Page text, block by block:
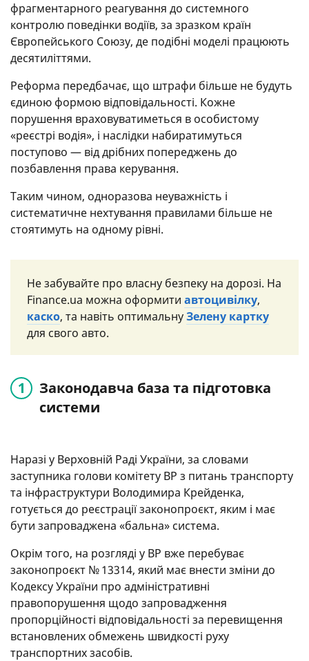
фрагментарного реагування до системного
контролю поведінки водіїв, за зразком країн
Європейського Союзу, де подібні моделі працюють
десятиліттями.
Реформа передбачає, що штрафи більше не будуть
єдиною формою відповідальності. Кожне
порушення враховуватиметься в особистому
«реєстрі водія», і наслідки набиратимуться
поступово — від дрібних попереджень до
позбавлення права керування.
Таким чином, одноразова неуважність і
систематичне нехтування правилами більше не
стоятимуть на одному рівні.
Не забувайте про власну безпеку на дорозі. На
Finance.ua можна оформити автоцивілку,
каско, та навіть оптимальнуЗелену картку
для свого авто.
Законодавча база та підготовка
системи
Наразі у Верховній Раді України, за словами
заступника голови комітету ВР з питань транспорту
та інфраструктури Володимира Крейденка,
готується до реєстрації законопроєкт, яким і має
бути запроваджена «бальна» система.
Окрім того, на розгляді у ВР вже перебуває
законопроєкт № 13314, який має внести зміни до
Кодексу України про адміністративні
правопорушення щодо запровадження
пропорційності відповідальності за перевищення
встановлених обмежень швидкості руху
транспортних засобів.